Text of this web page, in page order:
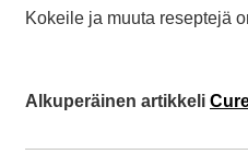
Kokeile ja muuta reseptejä
Alkuperäinen artikkeli